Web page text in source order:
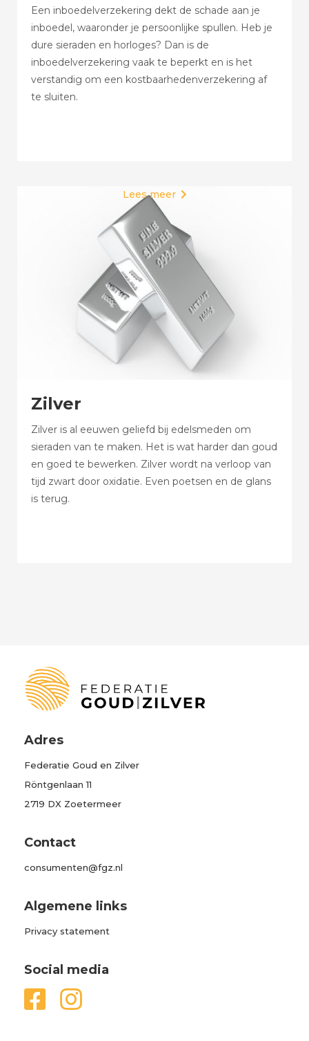
Een inboedelverzekering dekt de schade aan je
inboedel, waaronder je persoonlijke spullen. Heb je
dure sieraden en horloges? Dan is de
inboedelverzekering vaak te beperkt en is het
verstandig om een kostbaarhedenverzekering af
te sluiten.
Zilver
Zilver is al eeuwen geliefd bij edelsmeden om
sieraden van te maken. Het is wat harder dan goud
en goed te bewerken. Zilver wordt na verloop van
tijd zwart door oxidatie. Even poetsen en de glans
is terug.
Lees meer 
Adres
Federatie Goud en Zilver
Röntgenlaan 11
2719 DX Zoetermeer
Contact
consumenten@fgz.nl
Algemene links
Privacy statement
Social media
 